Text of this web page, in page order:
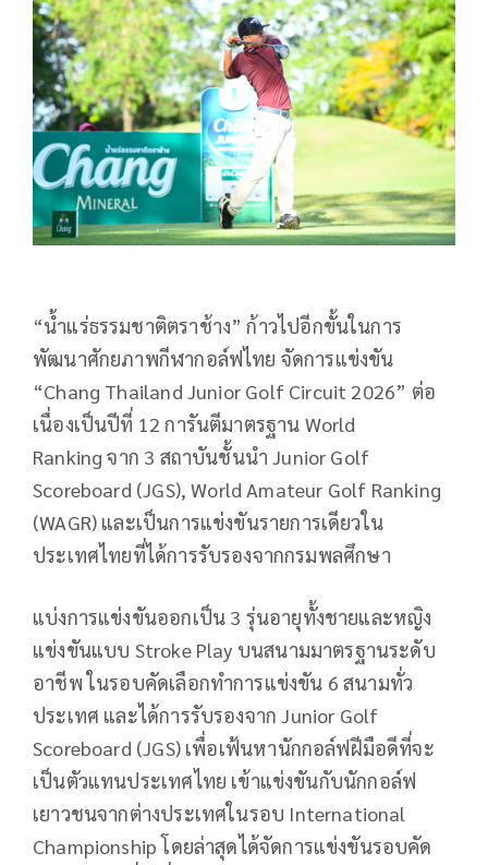
“น้ำแร่ธรรมชาติตราช้าง” ก้าวไปอีกขั้นในการ
พัฒนาศักยภาพกีฬากอล์ฟไทย จัดการแข่งขัน
“Chang Thailand Junior Golf Circuit 2026” ต่อ
เนื่องเป็นปีที่ 12การันตีมาตรฐาน World
Rankingจาก 3 สถาบันชั้นนำJunior Golf
Scoreboard (JGS), World Amateur Golf Ranking
(WAGR) และเป็นการแข่งขันรายการเดียวใน
ประเทศไทยที่ได้การรับรองจากกรมพลศึกษา
แบ่งการแข่งขันออกเป็น 3 รุ่นอายุทั้งชายและหญิง
แข่งขันแบบ Stroke Play บนสนามมาตรฐานระดับ
อาชีพ ในรอบคัดเลือกทำการแข่งขัน 6สนามทั่ว
ประเทศ และได้การรับรองจากJunior Golf
Scoreboard (JGS) เพื่อเฟ้นหานักกอล์ฟฝีมือดีที่จะ
เป็นตัวแทนประเทศไทย เข้าแข่งขันกับนักกอล์ฟ
เยาวชนจากต่างประเทศในรอบ International
Championshipโดยล่าสุดได้จัดการแข่งขันรอบคัด